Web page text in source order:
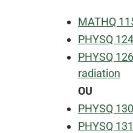
MATHQ
PHYSQ
PHYSQ
radiation
OU
PHYSQ
PHYSQ